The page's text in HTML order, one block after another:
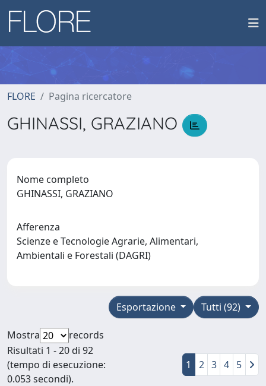
FLORE Pagina ricercatore
GHINASSI, GRAZIANO
Nome completo
GHINASSI, GRAZIANO
Afferenza
Scienze e Tecnologie Agrarie, Alimentari,
Ambientali e Forestali (DAGRI)
Tutti (92)
Esportazione
Mostra
records
Risultati 1 - 20 di 92
(tempo di esecuzione:
0.053 secondi).
1 2 3 4 5